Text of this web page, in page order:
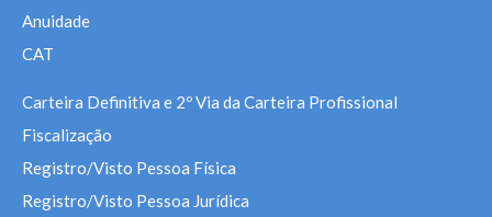
Anuidade
CAT
Carteira Definitiva e 2º Via da Carteira Profissional
Fiscalização
Registro/Visto Pessoa Física
Registro/Visto Pessoa Jurídica